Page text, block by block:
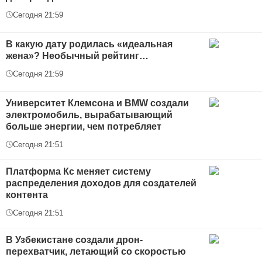
Сегодня 21:59
В какую дату родилась «идеальная
жена»? Необычный рейтинг…
Сегодня 21:59
Университет Клемсона и BMW создали
электромобиль, вырабатывающий
больше энергии, чем потребляет
Сегодня 21:51
Платформа Кс меняет систему
распределения доходов для создателей
контента
Сегодня 21:51
В Узбекистане создали дрон-
перехватчик, летающий со скоростью